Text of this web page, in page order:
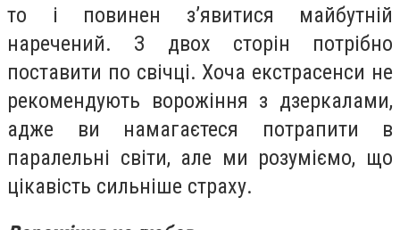
то і повинен з’явитися майбутній
наречений. З двох сторін потрібно
поставити по свічці. Хоча екстрасенси не
рекомендують ворожіння з дзеркалами,
адже ви намагаєтеся потрапити в
паралельні світи, але ми розуміємо, що
цікавість сильніше страху.